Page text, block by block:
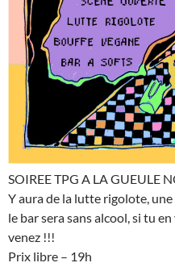
SOIREE TPG A LA GUEULE
Y aura de la lutte rigolote,
le bar sera sans alcool, si tu
venez !!!
Prix libre – 19h